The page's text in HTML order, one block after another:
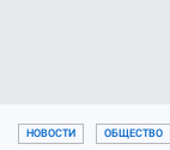
НОВОСТИ ОБЩЕСТВО